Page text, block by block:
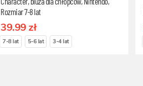
Rozmiar 7-8 lat
39.99 zł
7-8 lat 5-6 lat 3-4 lat